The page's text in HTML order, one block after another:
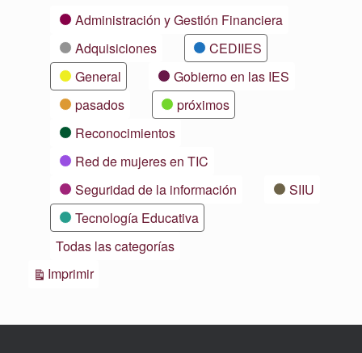
CategoríasAdministración y Gestión Financiera
Adquisiciones
CEDIIES
General
Gobierno en las IES
pasados
próximos
Reconocimientos
Red de mujeres en TIC
Seguridad de la información
SIIU
Tecnología Educativa
Todas las categorías
ImprimirVistas